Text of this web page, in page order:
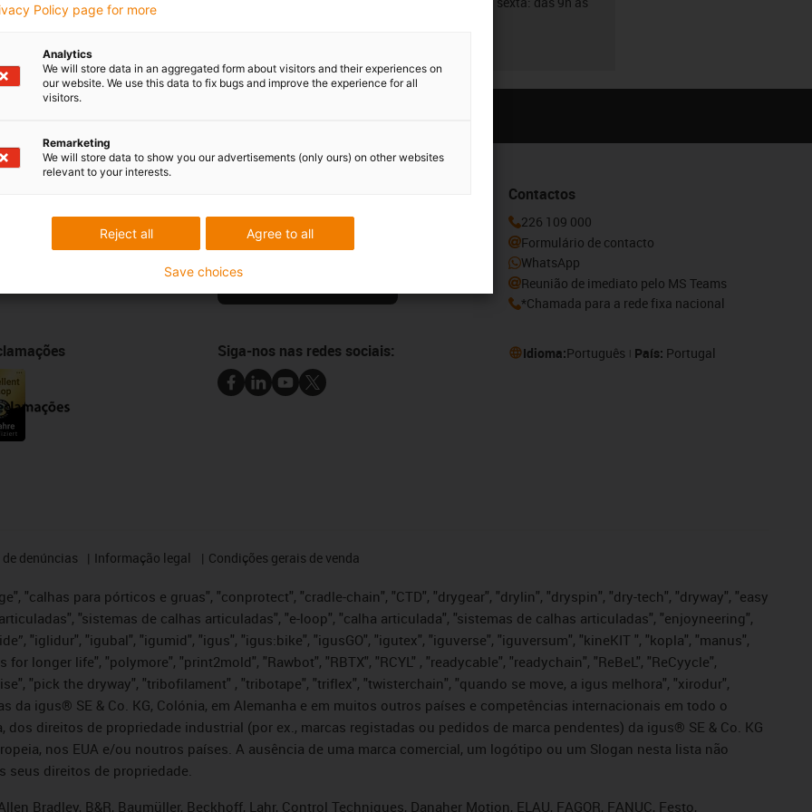
Mantenha-se a par de todas as novidades e
subscreva a newsletter da igus® aqui.
Contactos
226 109 000
Formulário de contacto
WhatsApp
Reunião de imediato pelo MS Teams
*Chamada para a rede fixa nacional
Siga-nos nas redes sociais: Idioma:Português País: Portugal
denúncias Informação legal Condições gerais de venda
"calhas para pórticos e gruas", "conprotect", "cradle-chain", "CTD", "drygear", "drylin", "dryspin", "dry-tech", "dryway", "easy
"sistemas de calhas articuladas", "e-loop", "calha articulada", "sistemas de calhas articuladas", "enjoyneering",
"iglidur", "igubal", "igumid", "igus", "igus:bike", "igusGO", "igutex", "iguverse", "iguversum", "kineKIT ", "kopla", "manus",
longer life", "polymore", "print2mold", "Rawbot", "RBTX", "RCYL" , "readycable", "readychain", "ReBeL", "ReCyycle",
"pick the dryway", "tribofilament" , "tribotape", "triflex", "twisterchain", "quando se move, a igus melhora", "xirodur",
da igus® SE & Co. KG, Colónia, em Alemanha e em muitos outros países e competências internacionais em todo o
direitos de propriedade industrial (por ex., marcas registadas ou pedidos de marca pendentes) da igus® SE & Co. KG
nos EUA e/ou noutros países. A ausência de uma marca comercial, um logótipo ou um Slogan nesta lista não
seus direitos de propriedade.
Bradley, B&R, Baumüller, Beckhoff, Lahr, Control Techniques, Danaher Motion, ELAU, FAGOR, FANUC, Festo,
Policy page for more
Analytics
We will store data in an aggregated form about visitors and their experiences on
our website. We use this data to fix bugs and improve the experience for all
visitors.
Remarketing
We will store data to show you our advertisements (only ours) on other websites
relevant to your interests.
Agree to all
Reject all
Save choices